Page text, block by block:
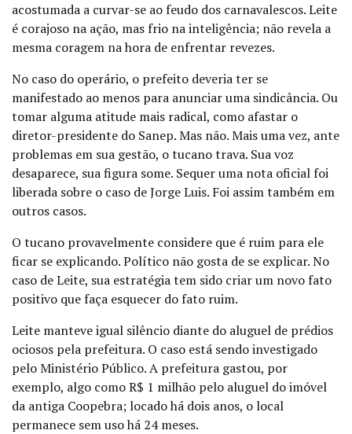
acostumada a curvar-se ao feudo dos carnavalescos. Leite
é corajoso na ação, mas frio na inteligência; não revela a
mesma coragem na hora de enfrentar revezes.
No caso do operário, o prefeito deveria ter se
manifestado ao menos para anunciar uma sindicância. Ou
tomar alguma atitude mais radical, como afastar o
diretor-presidente do Sanep. Mas não. Mais uma vez, ante
problemas em sua gestão, o tucano trava. Sua voz
desaparece, sua figura some. Sequer uma nota oficial foi
liberada sobre o caso de Jorge Luis. Foi assim também em
outros casos.
O tucano provavelmente considere que é ruim para ele
ficar se explicando. Político não gosta de se explicar. No
caso de Leite, sua estratégia tem sido criar um novo fato
positivo que faça esquecer do fato ruim.
Leite manteve igual silêncio diante do aluguel de prédios
ociosos pela prefeitura. O caso está sendo investigado
pelo Ministério Público.A prefeitura gastou, por
exemplo, algo como R$ 1 milhão pelo aluguel do imóvel
da antiga Coopebra; locado há dois anos, o local
permanece sem uso há 24 meses.